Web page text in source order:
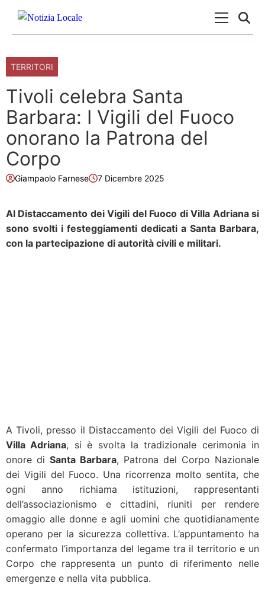
TERRITORI
Tivoli celebra Santa
Barbara: I Vigili del Fuoco
onorano la Patrona del
Corpo
Giampaolo Farnese 7 Dicembre 2025
Al Distaccamento dei Vigili del Fuoco di Villa Adriana si
sono svolti i festeggiamenti dedicati a Santa Barbara,
con la partecipazione di autorità civili e militari.
A Tivoli, presso il Distaccamento dei Vigili del Fuoco di
Villa Adriana, si è svolta la tradizionale cerimonia in
onore di Santa Barbara, Patrona del Corpo Nazionale
dei Vigili del Fuoco. Una ricorrenza molto sentita, che
ogni anno richiama istituzioni, rappresentanti
dell’associazionismo e cittadini, riuniti per rendere
omaggio alle donne e agli uomini che quotidianamente
operano per la sicurezza collettiva. L’appuntamento ha
confermato l’importanza del legame tra il territorio e un
Corpo che rappresenta un punto di riferimento nelle
emergenze e nella vita pubblica.